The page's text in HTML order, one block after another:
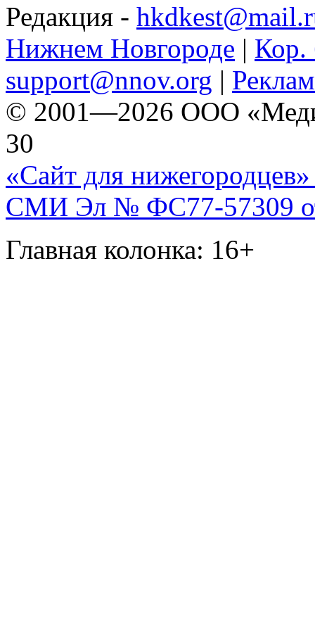
Редакция -
Нижнем Новгороде | Кор.
support@nnov.org |
© 2001—2026 ООО
30
«Сайт для нижегородцев»
СМИ Эл № ФС77-57309
Главная колонка: 16+